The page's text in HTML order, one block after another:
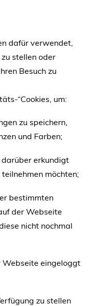
dafür verwendet,
stellen oder
Besuch zu
“Cookies, um:
zu speichern,
und Farben;
erkundigt
möchten;
bestimmten
der Webseite
nicht nochmal
Webseite eingeloggt
zu stellen